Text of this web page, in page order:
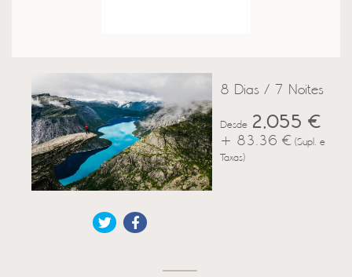
8 Dias / 7 Noites
Desde 2,055 €
+ 83.36 € (Supl. e
Taxas)